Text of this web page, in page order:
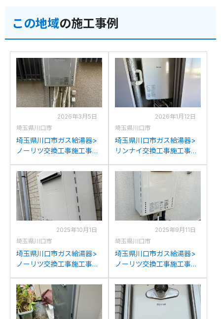
この地域の施工事例
2026年3月5日
埼玉県川口市
埼玉県川口市ガス給湯器>
ノーリツ交換工事施工事
2028SAWXからノーリツ
GT-C2072SAW BLへの交
換
2026年1月12日
埼玉県川口市
埼玉県川口市ガス給湯器>
リンナイ交換工事施工事
V1615SAFFD(AFFD)Bから
リンナイRUF-
V1615SAFFD(D)への交換
2025年10月1日
埼玉県川口市
埼玉県川口市ガス給湯器>
ノーリツ交換工事施工事
2028SAWXからノーリツ
GT-2070SAW BLへの交換
2025年9月11日
埼玉県川口市
埼玉県川口市ガス給湯器>
ノーリツ交換工事施工事
2450AWXからノーリツ
GT-2470AW BLへの交換